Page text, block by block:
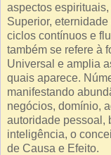
aspectos
Superior,
ciclos contínuos e
também se refere à
Universal e amplia
quais aparece.
manifestando
negócios, domínio,
autoridade pessoal,
inteligência, o
de Causa e Efeito.